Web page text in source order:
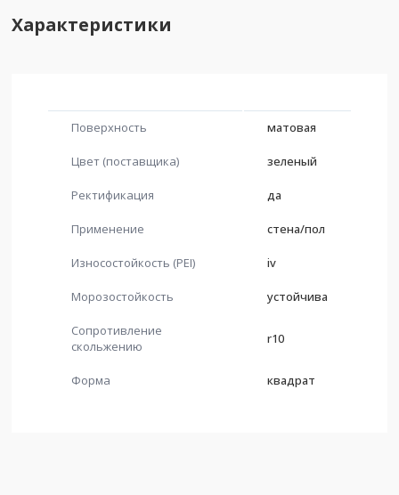
Характеристики
Поверхность матовая
Цвет (поставщика) зеленый
Ректификация да
Применение стена/пол
Износостойкость (PEI) iv
Морозостойкость устойчива
Сопротивление
скольжению
r10
Форма квадрат